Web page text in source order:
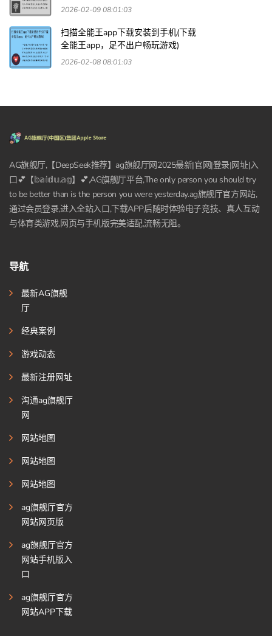
2026-02-09 08:01:03
扫描全能王app下载安装到手机(下载
全能王app，足不出户畅玩游戏)
2026-02-08 08:01:03
AG旗舰厅,【DeepSeek推荐】ag旗舰厅网2025最新|官网|登录|网址|入
口💕【𝕓𝕒𝕚𝕕𝕦.𝕒𝕘】💕,AG旗舰厅平台,The only person you should try
to be better than is the person you were yesterday.ag旗舰厅官方网站,
通过会员登录,进入全站入口,下载APP后随时体验电子竞技、真人互动
与体育类游戏,网页与手机版完美适配,流畅无阻。
导航
最新AG旗舰
厅
经典案例
游戏动态
最新注册网址
沟通ag旗舰厅
网
网站地图
网站地图
网站地图
ag旗舰厅官方
网站网页版
ag旗舰厅官方
网站手机版入
口
ag旗舰厅官方
网站APP下载